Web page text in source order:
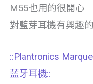
M55也用的很開心
對藍芽耳機有興趣
::Plantronics
藍牙耳機::